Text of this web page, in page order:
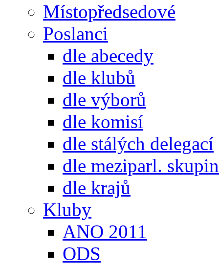
Místopředsedové
Poslanci
dle abecedy
dle klubů
dle výborů
dle komisí
dle stálých delegací
dle meziparl. skupin
dle krajů
Kluby
ANO 2011
ODS